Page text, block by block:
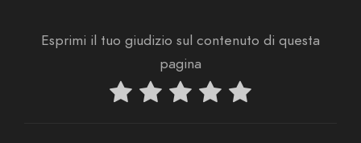
Esprimi il tuo giudizio sul contenuto di questa
pagina